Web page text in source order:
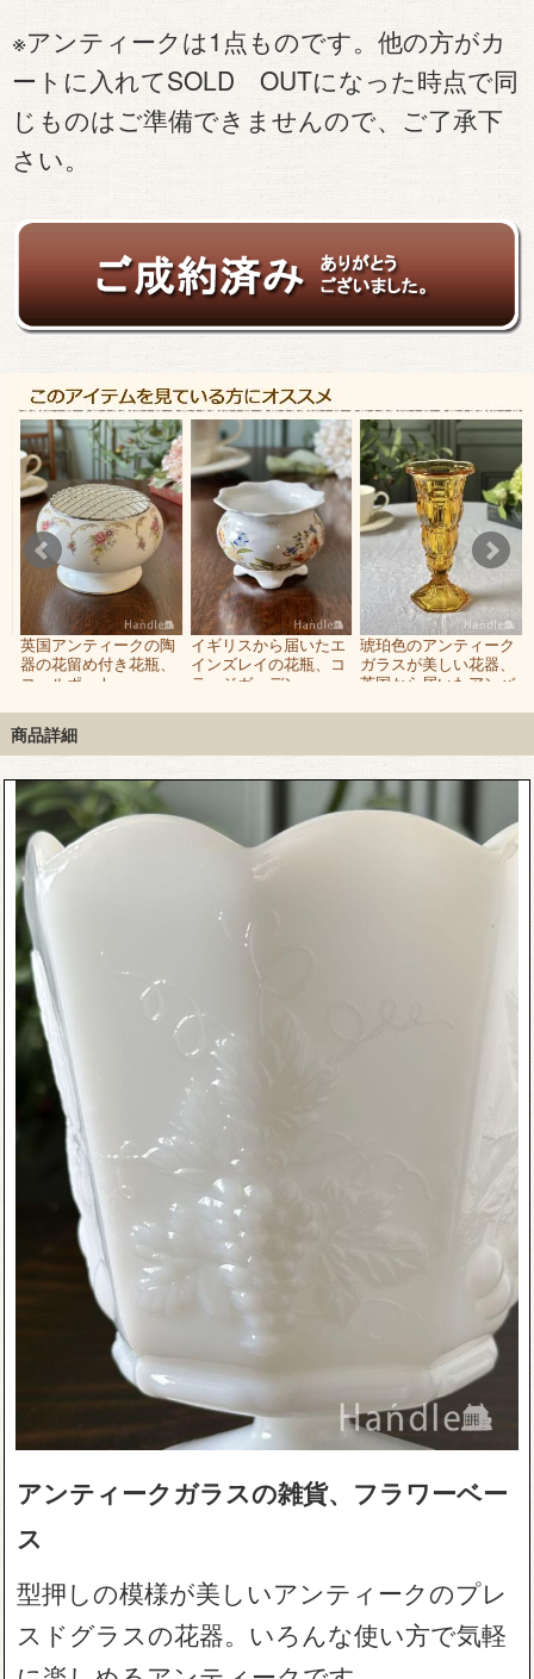
※アンティークは1点ものです。他の方がカ
ートに入れてSOLD OUTになった時点で同
じものはご準備できませんので、ご了承下
さい。
英国アンティークの陶
器の花留め付き花瓶、
コールポート
れなフラワーベース
イギリスから届いたエ
インズレイの花瓶、コ
テージガーデン
GARDEN）のミニフラ
琥珀色のアンティーク
ガラスが美しい花器、
英国から届いたアンバ
商品詳細
アンティークガラスの雑貨、フラワーベー
ス
型押しの模様が美しいアンティークのプレ
スドグラスの花器。いろんな使い方で気軽